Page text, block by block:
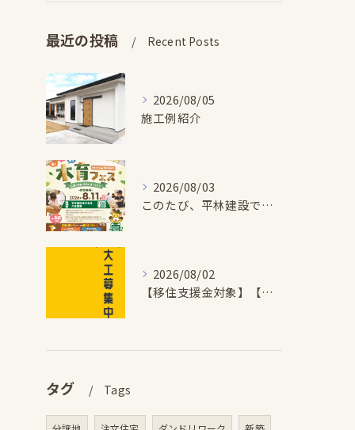
最近の投稿 Recent Posts
2026/08/05
施工例紹介
2026/08/03
このたび、平林建設では、お子さまが木とふれあい・木について学...
2026/08/02
【移住支援金対象】【未経験歓迎】大多喜町で「見えないところも...
タグ Tags